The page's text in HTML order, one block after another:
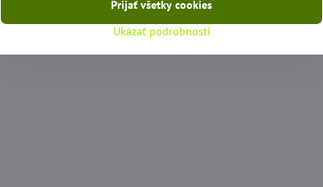
Ukázať podrobnosti
Prijať všetky cookies